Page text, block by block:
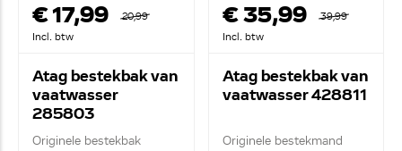
€ 17,99
20,99
Incl. btw
Atag bestekbak van
vaatwasser
285803
Originele bestekbak
€ 35,99
39,99
Incl. btw
Atag bestekbak van
vaatwasser 428811
Originele bestekmand